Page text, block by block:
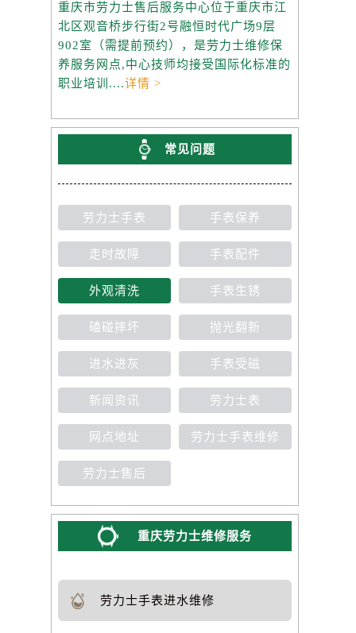
重庆市劳力士售后服务中心位于重庆市江
北区观音桥步行街2号融恒时代广场9层
902室（需提前预约），是劳力士维修保
养服务网点,中心技师均接受国际化标准的
职业培训....详情 >
常见问题
劳力士手表 手表保养
走时故障 手表配件
外观清洗 手表生锈
磕碰摔坏 抛光翻新
进水进灰 手表受磁
新闻资讯 劳力士表
网点地址 劳力士手表维修
劳力士售后
重庆劳力士维修服务
劳力士手表进水维修